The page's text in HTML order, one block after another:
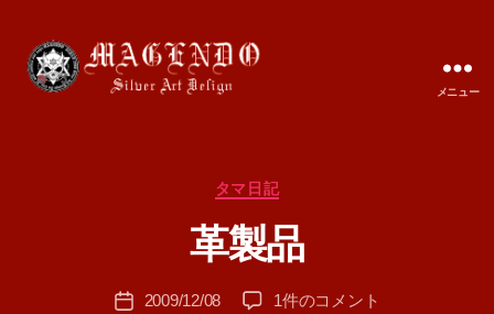
メニュー
カ
ゴ
リ
タマ日記
革製品
投
成
者
T
投
2009/12/08
革
1件のコメント